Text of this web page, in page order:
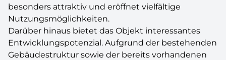
besonders attraktiv und eröffnet vielfältige
Nutzungsmöglichkeiten.
Darüber hinaus bietet das Objekt interessantes
Entwicklungspotenzial. Aufgrund der bestehenden
Gebäudestruktur sowie der bereits vorhandenen